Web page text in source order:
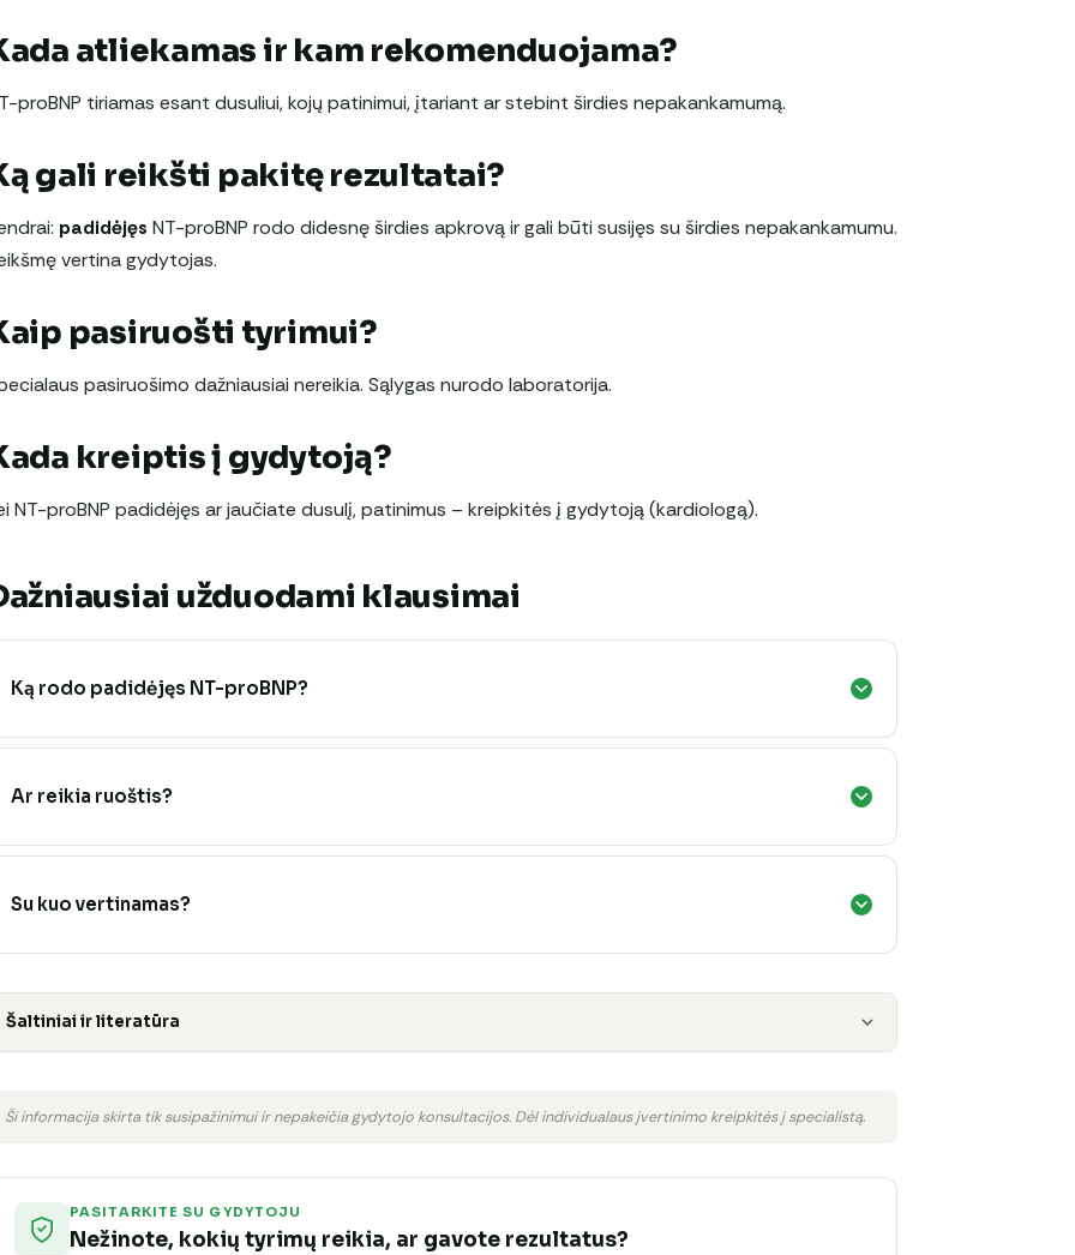
atliekamas ir kam rekomenduojama?
proBNP tiriamas esant dusuliui, kojų patinimui, įtariant ar stebint širdies nepakankamumą.
gali reikšti pakitę rezultatai?
padidėjęs NT-proBNP rodo didesnę širdies apkrovą ir gali būti susijęs su širdies nepakankamumu.
vertina gydytojas.
pasiruošti tyrimui?
pasiruošimo dažniausiai nereikia. Sąlygas nurodo laboratorija.
kreiptis į gydytoją?
NT-proBNP padidėjęs ar jaučiate dusulį, patinimus – kreipkitės į gydytoją (kardiologą).
užduodami klausimai
Ką rodo padidėjęs NT-proBNP?
Ar reikia ruoštis?
Su kuo vertinamas?
Šaltiniai ir literatūra
Ši informacija skirta tik susipažinimui ir nepakeičia gydytojo konsultacijos. Dėl individualaus įvertinimo kreipkitės į specialistą.
PASITARKITE SU GYDYTOJU
Nežinote, kokių tyrimų reikia, ar gavote rezultatus?